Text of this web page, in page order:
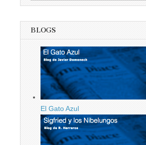
BLOGS
El Gato Azul